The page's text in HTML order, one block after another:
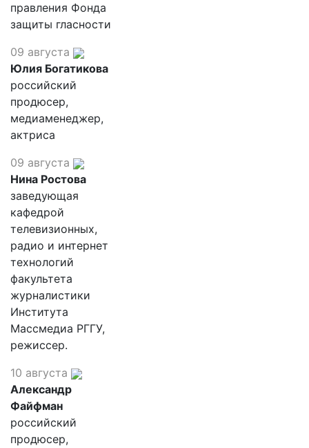
правления Фонда
защиты гласности
09 августа
Юлия Богатикова
российский
продюсер,
медиаменеджер,
актриса
09 августа
Нина Ростова
заведующая
кафедрой
телевизионных,
радио и интернет
технологий
факультета
журналистики
Института
Массмедиа РГГУ,
режиссер.
10 августа
Александр
Файфман
российский
продюсер,